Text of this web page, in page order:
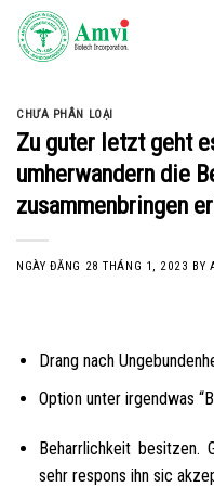
Skip
content
CHƯA PHÂN LOẠI
Zu guter letzt geht
umherwandern die
zusammenbringen
NGÀY ĐĂNG 28 THÁNG 1, 2023 BY
Drang nach
Option unter irgendwas
Beharrlichkeit besitzen.
sehr respons ihn sic